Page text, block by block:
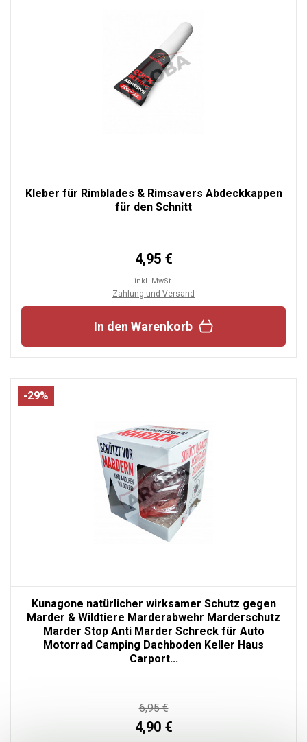
Kleber für Rimblades & Rimsavers Abdeckkappen
für den Schnitt
4,95 €
inkl. MwSt.
Zahlung und Versand
In den Warenkorb
-29%
Kunagone natürlicher wirksamer Schutz gegen
Marder & Wildtiere Marderabwehr Marderschutz
Marder Stop Anti Marder Schreck für Auto
Motorrad Camping Dachboden Keller Haus
Carport...
6,95 €
4,90 €